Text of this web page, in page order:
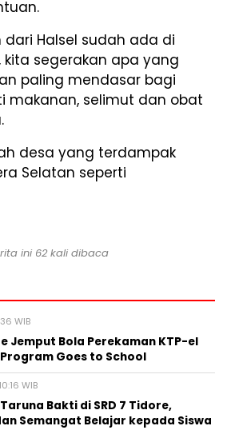
dari Halsel sudah ada di
kita segerakan apa yang
paling mendasar bagi
makanan, selimut dan obat
desa yang terdampak
Selatan seperti
ini 62 kali dibaca
WIB
Jemput Bola Perekaman KTP-el
Goes to School
WIB
Bakti di SRD 7 Tidore,
Semangat Belajar kepada Siswa